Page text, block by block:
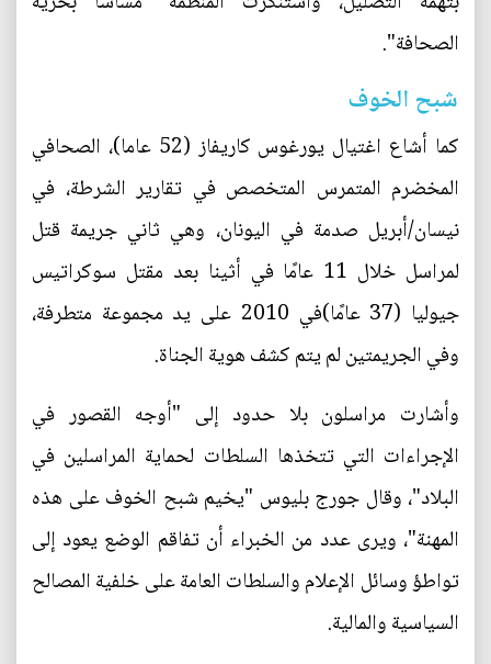
الصحافة".
شبح الخوف
كما أشاع اغتيال يورغوس كاريفاز (52 عاما)، الصحافي
المخضرم المتمرس المتخصص في تقارير الشرطة، في
نيسان/أبريل صدمة في اليونان، وهي ثاني جريمة قتل
لمراسل خلال 11 عامًا في أثينا بعد مقتل سوكراتيس
جيوليا (37 عامًا)في 2010 على يد مجموعة متطرفة،
وفي الجريمتين لم يتم كشف هوية الجناة.
وأشارت مراسلون بلا حدود إلى "أوجه القصور في
الإجراءات التي تتخذها السلطات لحماية المراسلين في
البلاد"، وقال جورج بليوس "يخيم شبح الخوف على هذه
المهنة"، ويرى عدد من الخبراء أن تفاقم الوضع يعود إلى
تواطؤ وسائل الإعلام والسلطات العامة على خلفية المصالح
السياسية والمالية.